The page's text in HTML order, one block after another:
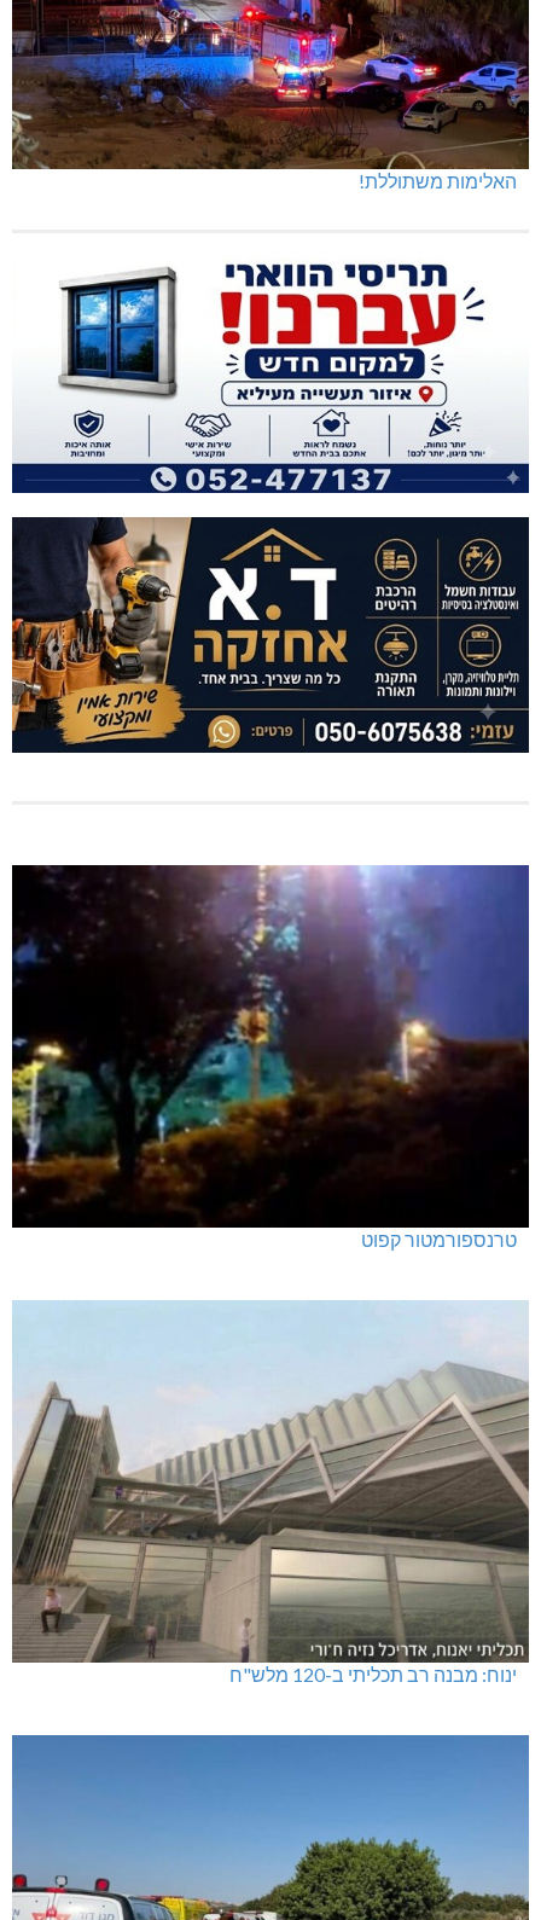
האלימות משתוללת!
טרנספורמטור קפוט
ינוח: מבנה רב תכליתי ב-120 מלש"ח